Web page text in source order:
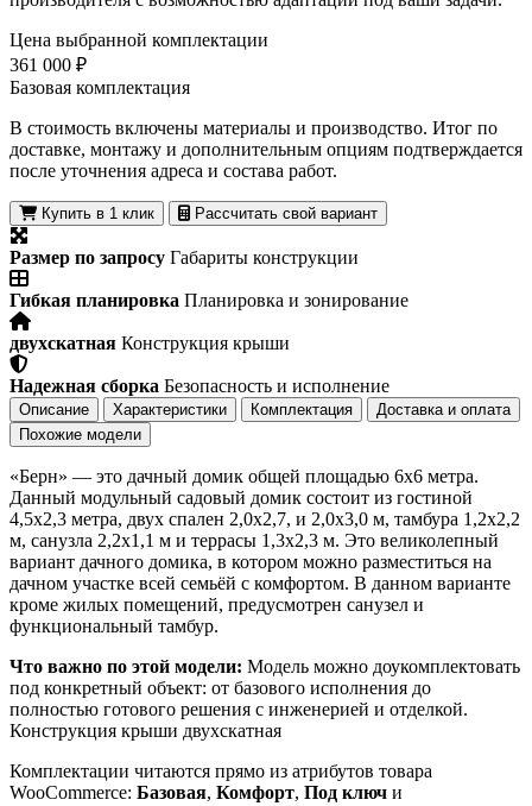
Цена выбранной комплектации
361 000 ₽
Базовая комплектация
В стоимость включены материалы и производство. Итог по
доставке, монтажу и дополнительным опциям подтверждается
после уточнения адреса и состава работ.
Купить в 1 клик Рассчитать свой вариант
Размер по запросу Габариты конструкции
Гибкая планировка Планировка и зонирование
двухскатная Конструкция крыши
Надежная сборка Безопасность и исполнение
Описание Характеристики Комплектация
Доставка и оплата
Похожие модели
«Берн» — это дачный домик общей площадью 6х6 метра.
Данный модульный садовый домик состоит из гостиной
4,5х2,3 метра, двух спален 2,0х2,7, и 2,0х3,0 м, тамбура 1,2х2,2
м, санузла 2,2х1,1 м и террасы 1,3х2,3 м. Это великолепный
вариант дачного домика, в котором можно разместиться на
дачном участке всей семьёй с комфортом. В данном варианте
кроме жилых помещений, предусмотрен санузел и
функциональный тамбур.
Что важно по этой модели: Модель можно доукомплектовать
под конкретный объект: от базового исполнения до
полностью готового решения с инженерией и отделкой.
Конструкция крыши двухскатная
Комплектации читаются прямо из атрибутов товара
WooCommerce: Базовая, Комфорт, Под ключ и